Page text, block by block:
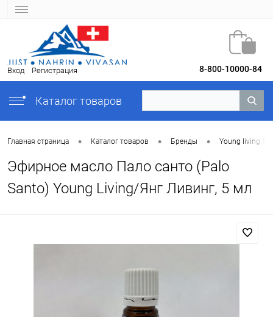
Вход Регистрация 8-800-10000-84
Каталог товаров
Главная страница • Каталог товаров • Бренды • Young Iiving
Эфирное масло Пало санто (Palo
Santo) Young Living/Янг Ливинг, 5 мл